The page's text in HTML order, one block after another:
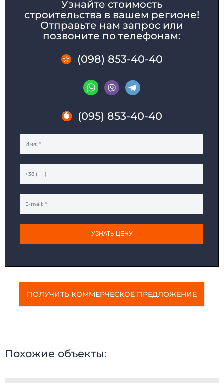
ДОМА МОДУЛЬНЫЕ
КАРКАСНЫЕ ДОМА
ДАЧНЫЕ ДОМИКИ
МОДУЛЬНЫЕ ЗДАНИЯ
МОДУЛЬНЫЕ ГОСТИНИЦЫ
СТОЛОВЫЕ
Узнайте стоимость
строительства в вашем регионе!
Отправьте нам запрос или
позвоните по телефонам:
(098) 853-40-40
(095) 853-40-40
УЗНАТЬ ЦЕНУ
ПОЛУЧИТЬ КОММЕРЧЕСКОЕ ПРЕДЛОЖЕНИЕ
Похожие объекты: